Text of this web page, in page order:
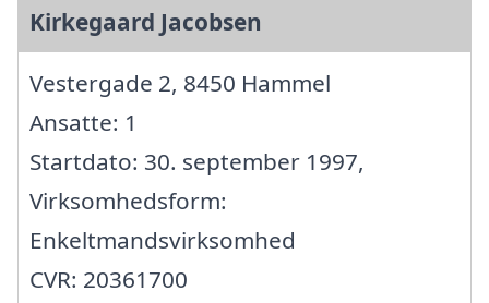
Kirkegaard Jacobsen
Vestergade 2, 8450 Hammel
Ansatte: 1
Startdato: 30. september 1997,
Virksomhedsform:
Enkeltmandsvirksomhed
CVR: 20361700